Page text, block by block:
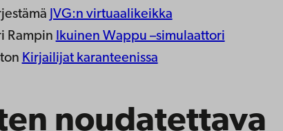
JVG:n virtuaalikeikka
Rampin
Ikuinen Wappu –simulaattori
Kirjailijat karanteenissa
noudatettava